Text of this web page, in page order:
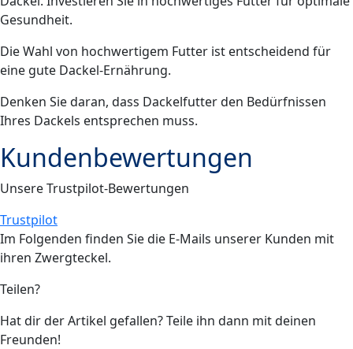
Gesundheit.
Die Wahl von hochwertigem Futter ist entscheidend für
eine gute Dackel-Ernährung.
Denken Sie daran, dass Dackelfutter den Bedürfnissen
Ihres Dackels entsprechen muss.
Kundenbewertungen
Unsere Trustpilot-Bewertungen
Trustpilot
Im Folgenden finden Sie die E-Mails unserer Kunden mit
ihren Zwergteckel.
Teilen?
Hat dir der Artikel gefallen? Teile ihn dann mit deinen
Freunden!